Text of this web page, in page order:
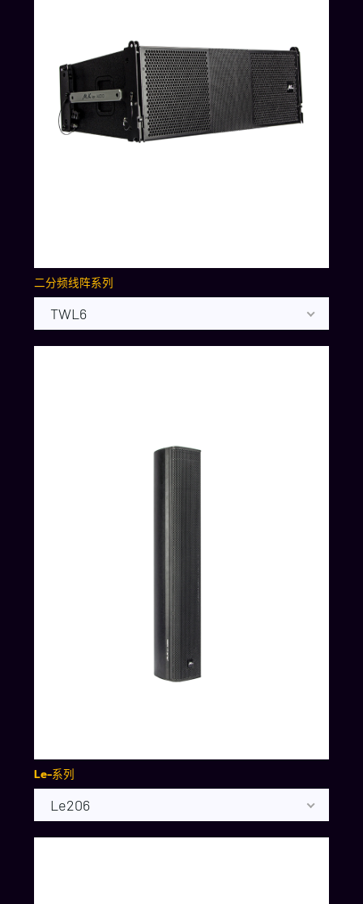
二分频线阵系列
TWL6
Le-系列
Le206